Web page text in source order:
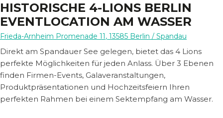
HISTORISCHE 4-LIONS BERLIN
EVENTLOCATION AM WASSER
Frieda-Arnheim Promenade 11, 13585 Berlin / Spandau
Direkt am Spandauer See gelegen, bietet das 4 Lions
perfekte Möglichkeiten für jeden Anlass. Über 3 Ebenen
finden Firmen-Events, Galaveranstaltungen,
Produktpräsentationen und Hochzeitsfeiern Ihren
perfekten Rahmen bei einem Sektempfang am Wasser.